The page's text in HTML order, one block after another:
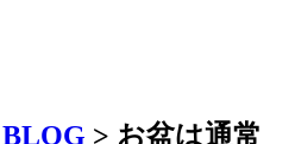
BLOG > お盆は通常